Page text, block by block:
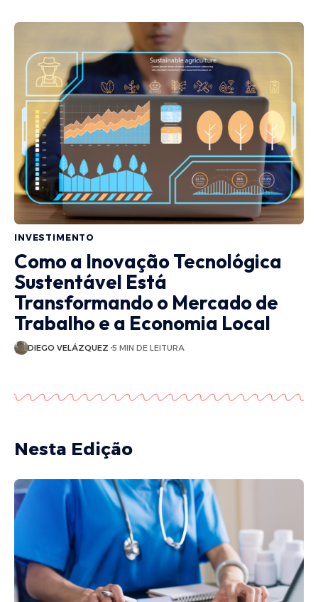
INVESTIMENTO
Como a Inovação Tecnológica
Sustentável Está
Transformando o Mercado de
Trabalho e a Economia Local
DIEGO VELÁZQUEZ 5 MIN DE LEITURA
Nesta Edição